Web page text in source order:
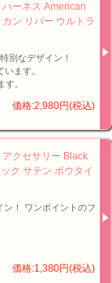
ーネス American
ン リバー ウルトラ
別なデザイン！
ます。
。
価格:2,980円(税込)
クセサリー Black
ク サテン ボウタイ
ン！ ワンポイントのフ
価格:1,380円(税込)